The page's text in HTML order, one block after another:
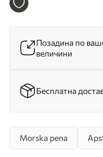
Позадина по
величини
Бесплатна
Morska pena